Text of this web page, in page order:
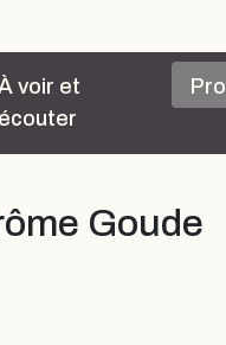
voir et
écouter
Pro
Goude